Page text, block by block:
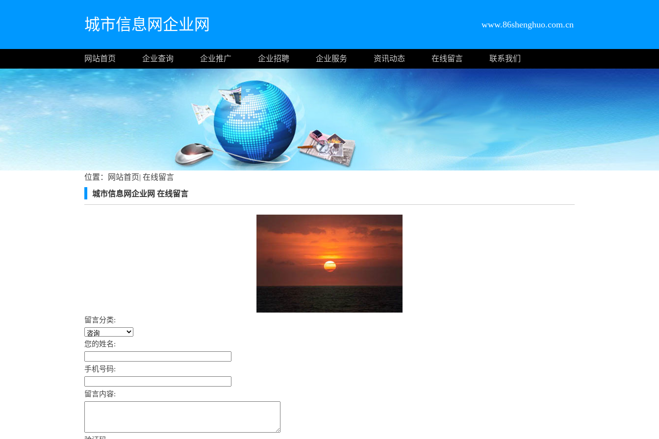
城市信息网企业网 www.86shenghuo.com.cn
网站首页 企业查询 企业推广 企业招聘 企业服务 资讯动态 在线留言 联系我们
位置： 网站首页| 在线留言
城市信息网企业网 在线留言
留言分类:
您的姓名:
手机号码:
留言内容: